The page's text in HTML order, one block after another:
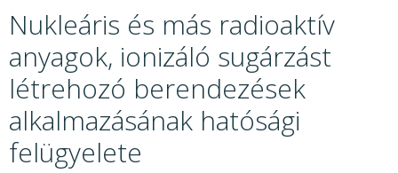
RENDKÍVÜLI HÍREK
SAJTÓSZOBA
HIRDETMÉNYEK
BEMUTATKOZÁS
FELADATOK
Nukleáris és más radioaktív
anyagok, ionizáló sugárzást
létrehozó berendezések
alkalmazásának hatósági
felügyelete